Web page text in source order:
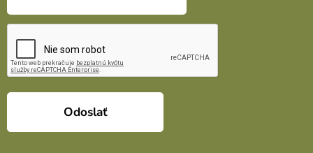
Odoslať